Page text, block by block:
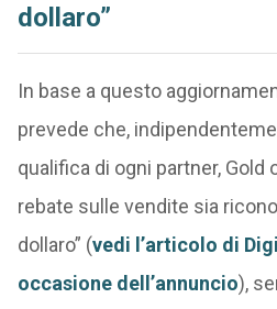
dollaro”
In base a questo
prevede che,
qualifica di ogni partner, Gold
rebate sulle vendite sia
dollaro” (vedi l’articolo di
occasione dell’annuncio),